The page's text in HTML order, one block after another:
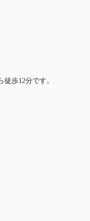
歩12分です。